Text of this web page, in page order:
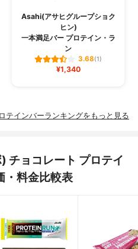
Asahi(アサヒグループショク
ヒン)
一本満足バー プロテイン・ラ
ン
3.68(1)
¥1,340
テインバーランキングをもっと見る
チョコレート プロテイ
・料金比較表